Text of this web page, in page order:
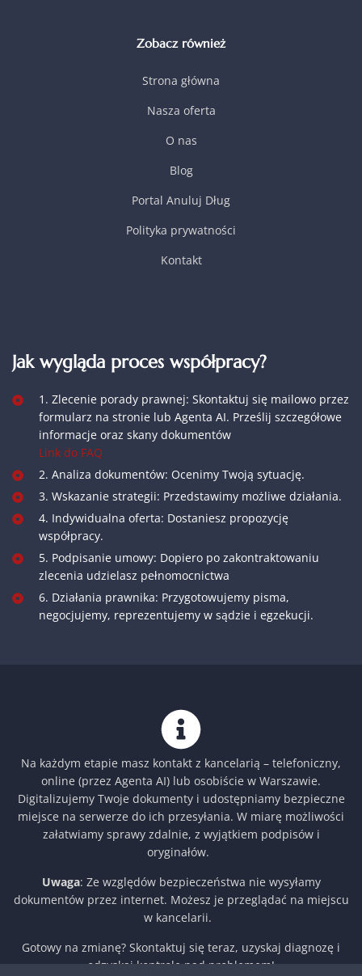
Zobacz również
Strona główna
Nasza oferta
O nas
Blog
Portal Anuluj Dług
Polityka prywatności
Kontakt
Jak wygląda proces współpracy?
1. Zlecenie porady prawnej: Skontaktuj się mailowo przez
formularz na stronie lub Agenta AI. Prześlij szczegółowe
informacje oraz skany dokumentów
Link do FAQ
2. Analiza dokumentów: Ocenimy Twoją sytuację.
3. Wskazanie strategii: Przedstawimy możliwe działania.
4. Indywidualna oferta: Dostaniesz propozycję
współpracy.
5. Podpisanie umowy: Dopiero po zakontraktowaniu
zlecenia udzielasz pełnomocnictwa
6. Działania prawnika: Przygotowujemy pisma,
negocjujemy, reprezentujemy w sądzie i egzekucji.
Na każdym etapie masz kontakt z kancelarią – telefoniczny,
online (przez Agenta AI) lub osobiście w Warszawie.
Digitalizujemy Twoje dokumenty i udostępniamy bezpieczne
miejsce na serwerze do ich przesyłania. W miarę możliwości
załatwiamy sprawy zdalnie, z wyjątkiem podpisów i
oryginałów.
Uwaga: Ze względów bezpieczeństwa nie wysyłamy
dokumentów przez internet. Możesz je przeglądać na miejscu
w kancelarii.
Gotowy na zmianę? Skontaktuj się teraz, uzyskaj diagnozę i
odzyskaj kontrolę nad problemem!